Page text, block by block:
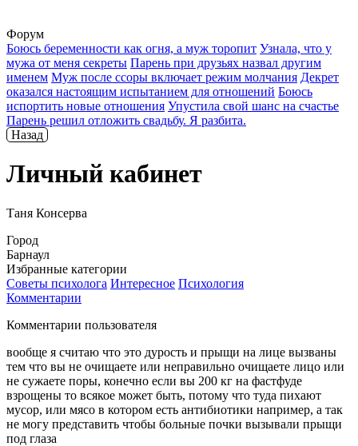
Форум
Боюсь беременности как огня, а муж торопит Узнала, что у
мужа от меня секреты Парень при друзьях назвал другим
именем Муж после ссоры включает режим молчания Декрет
оказался настоящим испытанием для отношений Боюсь
испортить новые отношения Упустила свой шанс на счастье
Парень решил отложить свадьбу. Я разбита.
Назад
Личный кабинет
Таня Консерва
Город
Барнаул
Избранные категории
Советы психолога Интересное Психология
Комментарии
Комментарии пользователя
вообще я считаю что это дурость и прыщи на лице вызваны
тем что вы не очищаете или неправильно очищаете лицо или
не сужаете поры, конечно если вы 200 кг на фастфуде
взрощены то всякое может быть, потому что туда пихают
мусор, или мясо в котором есть антибиотики например, а так
не могу представить чтобы больные почки вызывали прыщи
под глаза